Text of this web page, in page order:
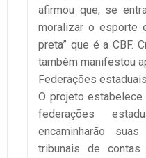
afirmou que, se
moralizar o esporte
preta” que é a CBF.
também manifestou
Federações estaduais
O projeto
federações
encaminharão
tribunais de